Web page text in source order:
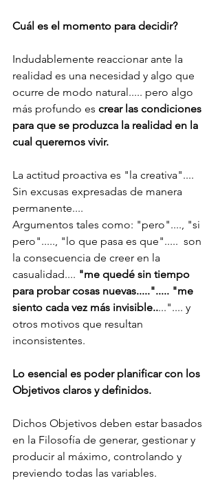
Cuál es el momento para decidir?
Indudablemente reaccionar ante la
realidad es una necesidad y algo que
ocurre de modo natural..... pero algo
más profundo es crear las condiciones
para que se produzca la realidad en la
cual queremos vivir.
La actitud proactiva es "la creativa"....
Sin excusas expresadas de manera
permanente....
Argumentos tales como: "pero"...., "si
pero"....., "lo que pasa es que".....  son
la consecuencia de creer en la
casualidad.... "me quedé sin tiempo
para probar cosas nuevas....."..... "me
siento cada vez más invisible.....".... y
otros motivos que resultan
inconsistentes.
Lo esencial es poder planificar con los
Objetivos claros y definidos.
Dichos Objetivos deben estar basados
en la Filosofía de generar, gestionar y
producir al máximo, controlando y
previendo todas las variables.